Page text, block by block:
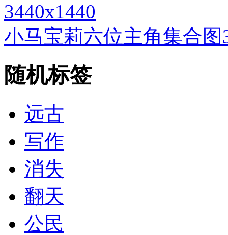
3440x1440
小马宝莉六位主角集合
随机标签
远古
写作
消失
翻天
公民